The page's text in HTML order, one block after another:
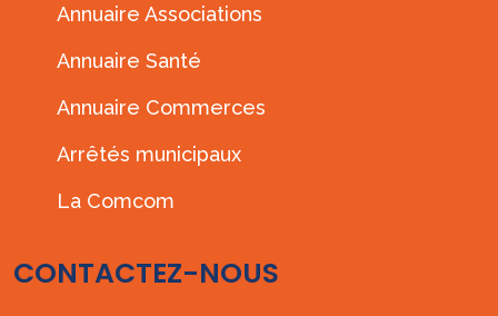
Annuaire Associations
Annuaire Santé
Annuaire Commerces
Arrêtés municipaux
La Comcom
CONTACTEZ-NOUS